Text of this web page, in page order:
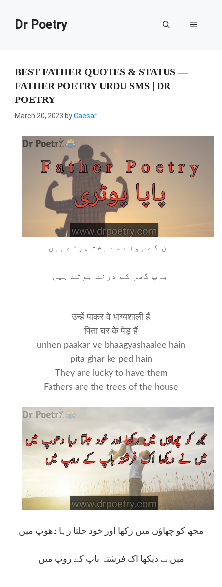
contentDr Poetry Menu
BEST FATHER QUOTES & STATUS —
FATHER POETRY URDU SMS | DR
POETRY
March 20, 2023 byCaesar
उन्हें पाकर वे भाग्यशाली हैं
पिता घर के पेड़ हैं
unhen paakar ve bhaagyashaalee hain
pita ghar ke ped hain
They are lucky to have them
Fathers are the trees of the house
مجھ کو چھاؤں میں رکھا اور خود جلتا رہا دھوپ میں
میں نے دیکھا اک فرشتہ باپ کے روپ میں